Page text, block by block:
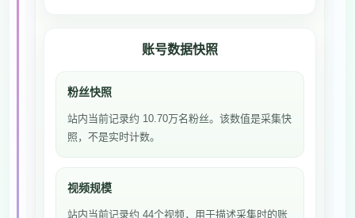
账号数据快照
粉丝快照
站内当前记录约 10.70万名粉丝。该数值是采集快
照，不是实时计数。
视频规模
站内当前记录约 44个视频，用于描述采集时的账